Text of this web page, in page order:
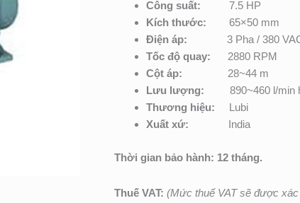
Công suất: 7.5 HP
Kích thước: 65×50 mm
Điện áp: 3 Pha / 380
Tốc độ quay: 2880 RPM
Cột áp: 28~44 m
Lưu lượng: 890~460 l/min
Thương hiệu: Lubi
Xuất xứ: India
Thời gian bảo hành: 12 tháng.
Thuế VAT: (Mức thuế VAT sẽ được